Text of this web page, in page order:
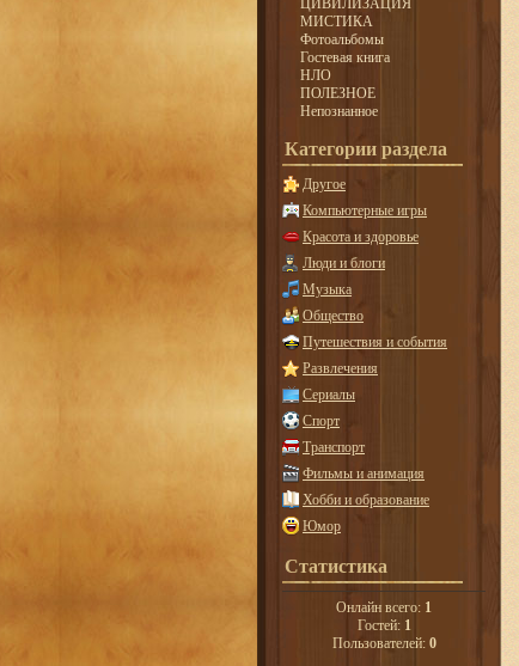
ЦИВИЛИЗАЦИЯ
МИСТИКА
Фотоальбомы
Гостевая книга
НЛО
ПОЛЕЗНОЕ
Непознанное
Категории раздела
Другое
Компьютерные игры
Красота и здоровье
Люди и блоги
Музыка
Общество
Путешествия и события
Развлечения
Сериалы
Спорт
Транспорт
Фильмы и анимация
Хобби и образование
Юмор
Статистика
Онлайн всего: 1
Гостей: 1
Пользователей: 0